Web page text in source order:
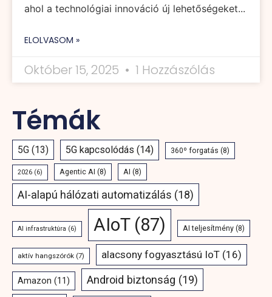
ahol a technológiai innováció új lehetőségeket...
ELOLVASOM »
Október 15, 2025 1 Hozzászólás
Témák
5G (13) 5G kapcsolódás (14) 360º forgatás (8)
2026 (6) Agentic AI (8) AI (8)
AI-alapú hálózati automatizálás (18)
AI infrastruktúra (6) AIoT(87) AI teljesítmény (8)
aktív hangszórók (7) alacsony fogyasztású IoT (16)
Amazon (11) Android biztonság (19)